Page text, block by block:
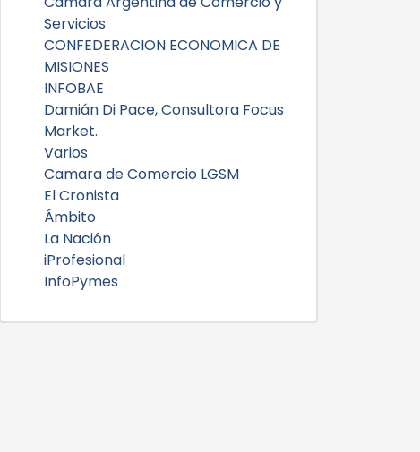
Servicios
CONFEDERACION ECONOMICA DE
MISIONES
INFOBAE
Damián Di Pace, Consultora Focus
Market.
Varios
Camara de Comercio LGSM
El Cronista
Ámbito
La Nación
iProfesional
InfoPymes